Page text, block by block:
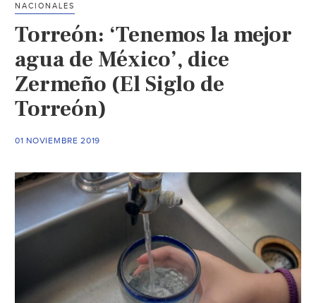
(Zocalo)
NACIONALES
Torreón: ‘Tenemos la mejor
agua de México’, dice
Zermeño (El Siglo de
Torreón)
01 NOVIEMBRE 2019